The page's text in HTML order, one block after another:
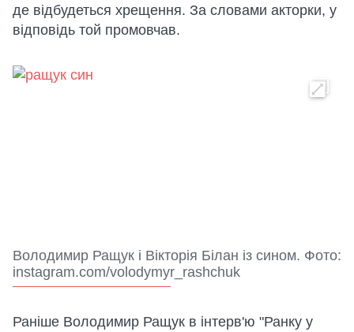
де відбудеться хрещення. За словами акторки, у
відповідь той промовчав.
Володимир Ращук і Вікторія Білан із сином. Фото:
instagram.com/volodymyr_rashchuk
Раніше Володимир Ращук в інтерв'ю "Ранку у